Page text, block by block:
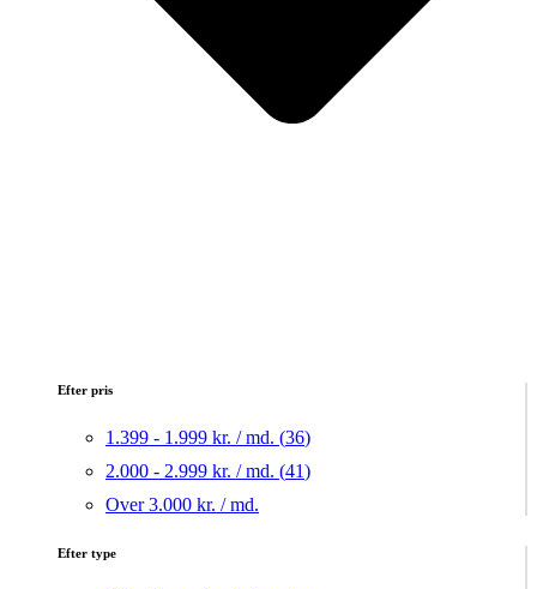
Efter pris
1.399 - 1.999 kr. / md. (36)
2.000 - 2.999 kr. / md. (41)
Over 3.000 kr. / md.
Efter type